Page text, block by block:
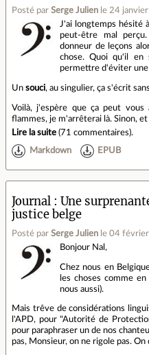
Posté par Serge Julien le 24
J'ai longtemps hésité
peut-être mal
donneur de leçons
chose. Quoi qu'il en
permettre d'éviter
Un souci, au singulier, ça s'écrit
Voilà, j'espère que ça peut vous
flammes, je m'arrêterai là. Sinon, et
Lire la suite (71 commentaires).
Markdown EPUB
Journal
Une
justice belge
Posté par Serge Julien le 04
Bonjour Nal,
Chez nous en
les choses comme
nous aussi).
Mais trêve de considérations
l'APD, pour "Autorité de
pour paraphraser un de nos
pas, Monsieur, on ne rigole pas. On